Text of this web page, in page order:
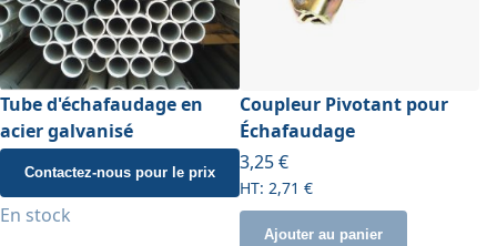
Tube d'échafaudage en
acier galvanisé
Contactez-nous pour le prix
En stock
Coupleur Pivotant pour
Échafaudage
3,25 €
2,71 €
Ajouter au panier